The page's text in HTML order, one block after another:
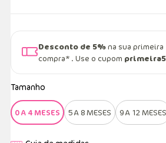
Desconto de 5%na sua primeira
compra* . Use o cupom primeira5
Tamanho
0 A 4 MESES 5 A 8 MESES 9 A 12 MESES